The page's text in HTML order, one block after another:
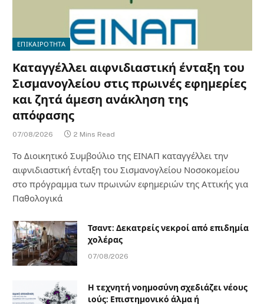
ΕΠΙΚΑΙΡΟΤΗΤΑ
Καταγγέλλει αιφνιδιαστική ένταξη του
Σισμανογλείου στις πρωινές εφημερίες
και ζητά άμεση ανάκληση της
απόφασης
07/08/2026 2 Mins Read
Το Διοικητικό Συμβούλιο της ΕΙΝΑΠ καταγγέλλει την
αιφνιδιαστική ένταξη του Σισμανογλείου Νοσοκομείου
στο πρόγραμμα των πρωινών εφημεριών της Αττικής για
Παθολογικά
Τσαντ: Δεκατρείς νεκροί από επιδημία
χολέρας
07/08/2026
Η τεχνητή νοημοσύνη σχεδιάζει νέους
ιούς: Επιστημονικό άλμα ή